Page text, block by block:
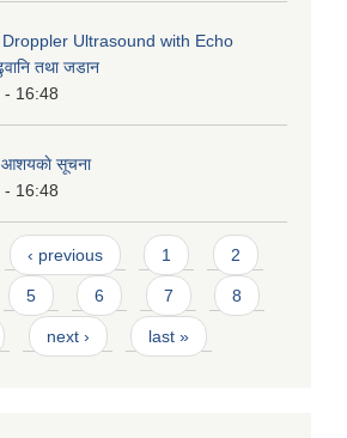
Ultrasound with Echo
तथा जडान
- 16:48
आशयकाे सूचना
- 16:48
‹ previous 1 2
5 6 7 8
next › last »